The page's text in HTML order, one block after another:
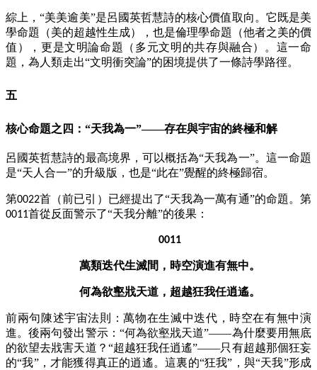
綜上，“美美逾美”是呂國英哲慧詩的核心價值取向。它既是美
學命題（美的超越性生成），也是倫理學命題（他者之美的價
值），更是文明論命題（多元文明的共存與融合）。這一命
題，為人類走出“文明衝突論”的困境提供了一條詩學路徑。
五
核心命題之四： “天我為一”——存在與宇宙的終極和解
呂國英哲慧詩的最高境界，可以概括為“天我為一”。這一命題
是“天人合一”的升級版，也是“此在”覺醒的終極歸宿。
第0022首（前已引）已經提出了“天我為一萬有通”的命題。第
0011首從反面警示了“天我分離”的後果：
0011
萬類迭代生滅間，時空演進有無中。
何為欲壑戕天道，超越狂我任逍遙。
前兩句陳述宇宙法則：萬物在生滅中迭代，時空在有無中演
進。後兩句發出警示： “何為欲壑戕天道”——為什麼要用無底
的欲望去戕害天道？“超越狂我任逍遙”——只有超越那個狂妄
的“我”，才能獲得真正的逍遙。這裏的“狂我”，與“天我”形成